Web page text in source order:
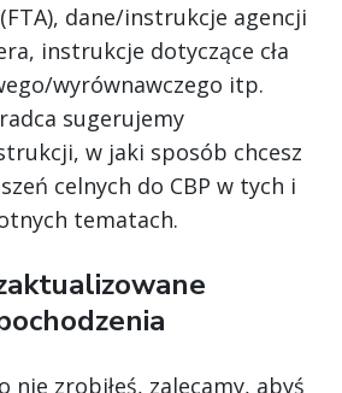
dane/instrukcje agencji
instrukcje dotyczące cła
wyrównawczego itp.
sugerujemy
w jaki sposób chcesz
celnych do CBP w tych i
tematach.
nie zrobiłeś, zalecamy, abyś